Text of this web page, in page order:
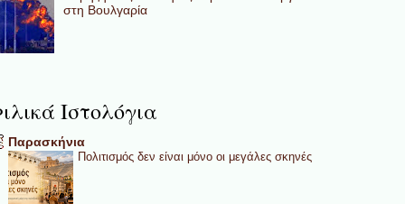
στη Βουλγαρία
Ιστολόγια
Παρασκήνια
Πολιτισμός δεν είναι μόνο οι μεγάλες σκηνές